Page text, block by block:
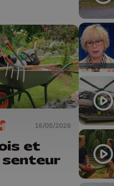
16/05/2026
et
senteur